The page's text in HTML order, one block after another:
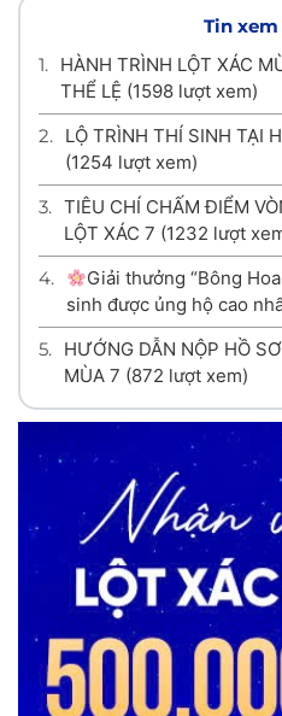
Tin
1. HÀNH TRÌNH LỘT XÁC MÙA 7 – CƠ CẤU TÀI TRỢ &
THỂ LỆ (1598 lượt xem)
2.
LỘ TRÌNH THÍ SINH TẠI
(1254 lượt xem)
3. TIÊU CHÍ CHẤM ĐIỂM VÒNG SƠ LOẠI HÀNH TRÌNH
LỘT XÁC 7 (1232 lượt
4.
Giải thưởng “Bông
sinh được ủng hộ cao
5. HƯỚNG DẪN NỘP HỒ SƠ HÀNH TRÌNH LỘT XÁC
MÙA 7 (872 lượt xem)